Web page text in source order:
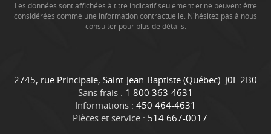
Les données sont affichées à titre indicatif seulement et ne peuvent être
considérées comme une information contractuelle. N'hésitez pas à nous
consulter pour plus de détails.
C
o
n
t
C
a
m
i
2745, rue Principale, Saint-Jean-Baptiste (Québec) J0L 2B0
Sans frais : 1 800 363-4631
Informations : 450 464-4631
Pièces et service : 514 667-0017